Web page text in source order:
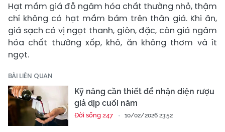
Hạt mầm giá đỗ ngâm hóa chất thường nhỏ, thậm
chí không có hạt mầm bám trên thân giá. Khi ăn,
giá sạch có vị ngọt thanh, giòn, đặc, còn giá ngâm
hóa chất thường xốp, khô, ăn không thơm và ít
ngọt.
BÀI LIÊN QUAN
Kỹ năng cần thiết để nhận diện rượu
giả dịp cuối năm
Đời sống 247 10/02/2026 23:52